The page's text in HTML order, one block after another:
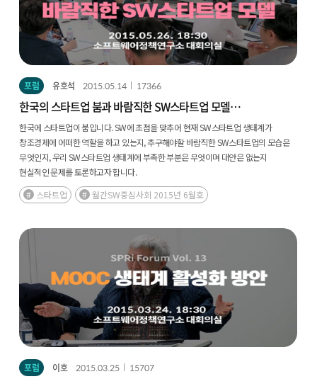
포럼 유호석 2015.05.14 17366
한국의 스타트업 붐과 바람직한 SW스타트업 모델
(2015.5.26 | 14회)
한국에 스타트업이 붐입니다. SW에 초점을 맞추어 현재 SW스타트업 생태계가
창조경제에 어떠한 역할을 하고 있는지, 추구해야할 바람직한 SW스타트업의 모습은
무엇인지, 우리 SW스타트업 생태계에 부족한 부분은 무엇이며 대안은 없는지
현실적인 문제를 토론하고자 합니다.
스타트업
월간SW중심사회 2015년 6월호
포럼 이호 2015.03.25 15707